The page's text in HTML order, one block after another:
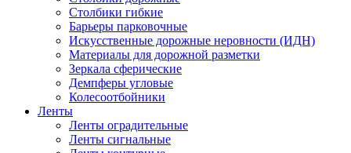
Столбики гибкие
Барьеры парковочные
Искусственные дорожные неровности (ИДН)
Материалы для дорожной разметки
Зеркала сферические
Демпферы угловые
Колесоотбойники
Ленты
Ленты оградительные
Ленты сигнальные